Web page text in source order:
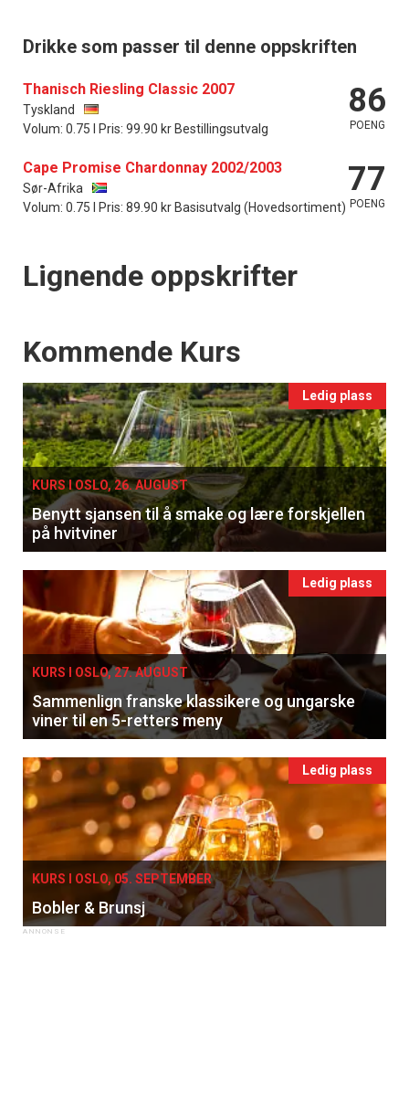
Drikke som passer til denne oppskriften
Thanisch Riesling Classic 2007
Tyskland
Volum: 0.75 l Pris: 99.90 kr Bestillingsutvalg
86
POENG
Cape Promise Chardonnay 2002/2003
Sør-Afrika
Volum: 0.75 l Pris: 89.90 kr Basisutvalg (Hovedsortiment)
77
POENG
Lignende oppskrifter
Events
Kommende Kurs
Ledig plass
KURS I OSLO, 26. AUGUST
Benytt sjansen til å smake og lære forskjellen
på hvitviner
Ledig plass
KURS I OSLO, 27. AUGUST
Sammenlign franske klassikere og ungarske
viner til en 5-retters meny
Ledig plass
KURS I OSLO, 05. SEPTEMBER
Bobler & Brunsj